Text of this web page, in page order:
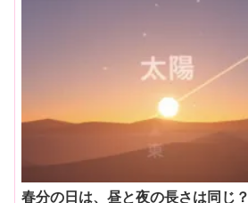
春分の日は、昼と夜の長さは同じ？